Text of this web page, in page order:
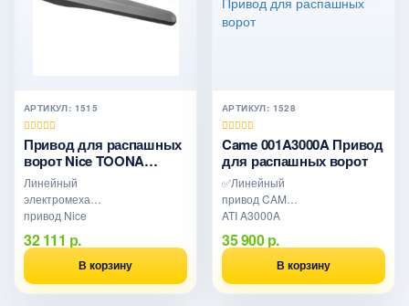
АРТИКУЛ: 1515
Привод для распашных
ворот Nice TOONA
TO4016P (до 800 кг, 3200
Н)
Линейный
электромеханический
привод Nice
TOONA
TO4016P для
распашных
ворот до 800 кг
и шириной
32 111 р.
В корзину
АРТИКУЛ: 1528
Came 001A3000A Привод
для распашных ворот
✅Линейный
привод CAME
ATI A3000A
230В для
распашных
ворот до 800 кг,
створка до 3 м
35 900 р.
В корзину